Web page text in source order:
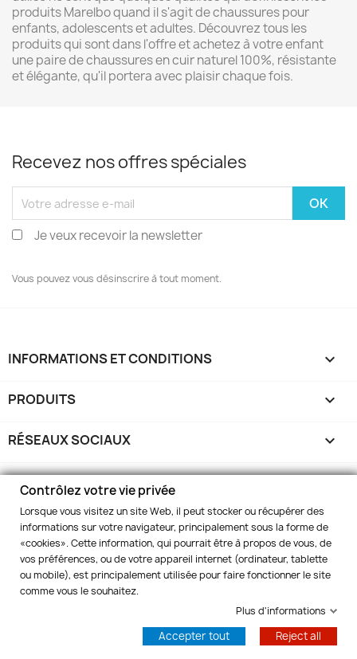
produits Marelbo quand il s'agit de chaussures pour
enfants, adolescents et adultes. Découvrez tous les
produits qui sont dans l'offre et achetez à votre enfant
une paire de chaussures en cuir naturel 100%, résistante
et élégante, qu'il portera avec plaisir chaque fois.
Recevez nos offres spéciales
Je veux recevoir la newsletter
Vous pouvez vous désinscrire à tout moment.
INFORMATIONS ET CONDITIONS 
PRODUITS 
RÉSEAUX SOCIAUX 
MARELBO EUROPE 
VOTRE COMPTE 
INFORMATIONS keyboard_arrow_down
Contrôlez votre vie privée
Lorsque vous visitez un site Web, il peut stocker ou récupérer des
informations sur votre navigateur, principalement sous la forme de
«cookies». Cette information, qui pourrait être à propos de vous, de
vos préférences, ou de votre appareil internet (ordinateur, tablette
ou mobile), est principalement utilisée pour faire fonctionner le site
comme vous le souhaitez.
Plus d'informations
Accepter tout Reject all